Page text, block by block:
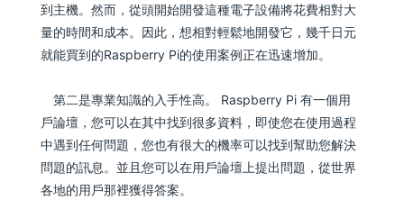
到主機。然而，從頭開始開發這種電子設備將花費相對大
量的時間和成本。因此，想相對輕鬆地開發它，幾千日元
就能買到的Raspberry Pi的使用案例正在迅速增加。
第二是專業知識的入手性高。 Raspberry Pi 有一個用
戶論壇，您可以在其中找到很多資料，即使您在使用過程
中遇到任何問題，您也有很大的機率可以找到幫助您解決
問題的訊息。並且您可以在用戶論壇上提出問題，從世界
各地的用戶那裡獲得答案。